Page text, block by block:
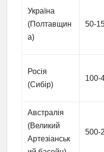
Україна
(Полтавщин
а)
50-
Росія
(Сибір)
100-
Австралія
(Великий
Артезіанськ
500-